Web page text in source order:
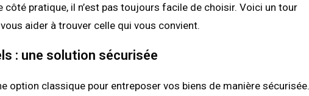
côté pratique, il n’est pas toujours facile de choisir. Voici un tour
aider à trouver celle qui vous convient.
: une solution sécurisée
option classique pour entreposer vos biens de manière sécurisée.